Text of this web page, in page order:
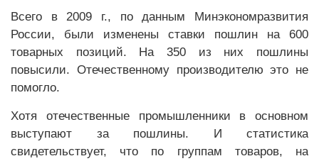
Всего в 2009 г., по данным Минэкономразвития
России, были изменены ставки пошлин на 600
товарных позиций. На 350 из них пошлины
повысили. Отечественному производителю это не
помогло.
Хотя отечественные промышленники в основном
выступают за пошлины. И статистика
свидетельствует, что по группам товаров, на